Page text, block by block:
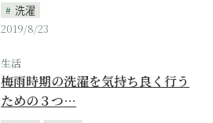
洗濯
2019/8/23
生活
梅雨時期の洗濯を気持ち良く行う
ための３つ…